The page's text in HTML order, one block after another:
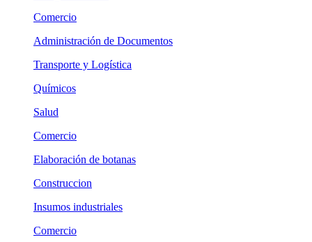
Comercio
Administración de Documentos
Transporte y Logística
Químicos
Salud
Comercio
Elaboración de botanas
Construccion
Insumos industriales
Comercio